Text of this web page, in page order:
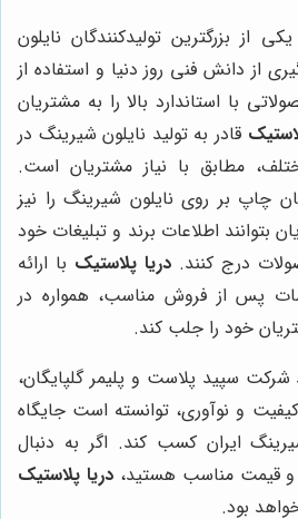
از بزرگترین تولیدکنندگان نایلون
از دانش فنی روز دنیا و استفاده از
با استاندارد بالا را به مشتریان
قادر به تولید نایلون شیرینگ در
مطابق با نیاز مشتریان است.
چاپ بر روی نایلون شیرینگ را نیز
بتوانند اطلاعات برند و تبلیغات خود
درج کنند. دریا پلاستیک با ارائه
پس از فروش مناسب، همواره در
خود را جلب کند.
شرکت سپید پلاست و پلیمر گلپایگان،
کیفیت و نوآوری، توانسته است جایگاه
ایران کسب کند. اگر به دنبال
و قیمت مناسب هستید،دریا پلاستیک
بود.